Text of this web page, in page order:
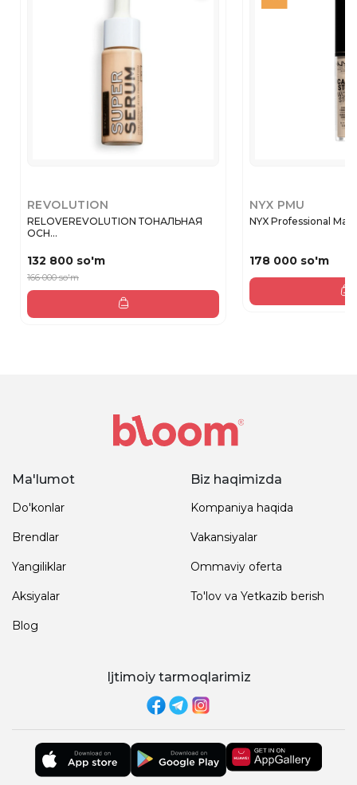
REVOLUTION
RELOVEREVOLUTION ТОНАЛЬНАЯ
ОСН...
132 800 so'm
166 000 so'm
NYX PMU
NYX Professional
178 000 so'm
Ma'lumot
Do'konlar
Brendlar
Yangiliklar
Aksiyalar
Blog
Biz haqimizda
Kompaniya haqida
Vakansiyalar
Ommaviy oferta
To'lov va Yetkazib berish
Ijtimoiy tarmoqlarimiz